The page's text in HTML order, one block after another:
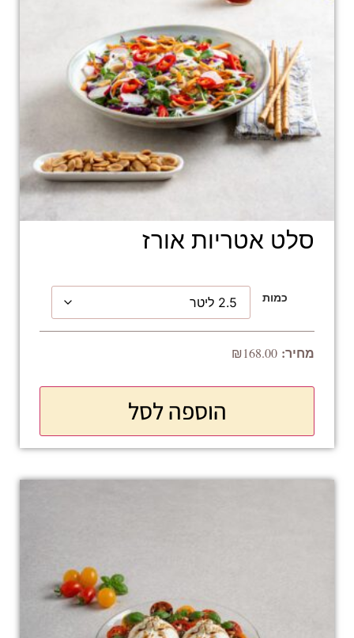
סלט אטריות אורז
כמות
₪168.00
הוספה לסל